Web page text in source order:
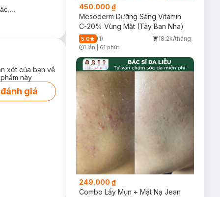
xét của bạn về
này
giá
450.000 ₫
Mesoderm Dưỡng Sáng Vitamin
C-20% Vùng Mặt (Tây Ban Nha)
5.0 (1) 18.2k/tháng
Timer Gray Icon
1 lần 61 phút
249.000 ₫
Combo Lấy Mụn + Mặt Nạ Jean